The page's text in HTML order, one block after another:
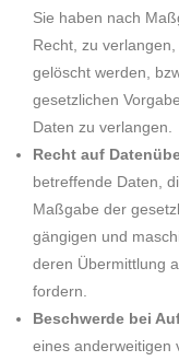
Sie haben nach
Recht, zu
gelöscht werden,
gesetzlichen
Daten zu verlangen.
Recht auf
betreffende Daten,
Maßgabe der
gängigen und
deren Übermittlung
fordern.
Beschwerde bei
eines anderweitigen